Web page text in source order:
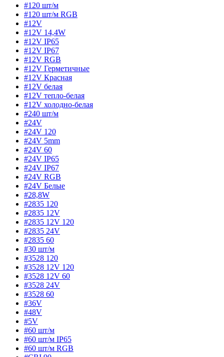
#120 шт/м
#120 шт/м RGB
#12V
#12V 14,4W
#12V IP65
#12V IP67
#12V RGB
#12V Герметичные
#12V Красная
#12V белая
#12V тепло-белая
#12V холодно-белая
#240 шт/м
#24V
#24V 120
#24V 5mm
#24V 60
#24V IP65
#24V IP67
#24V RGB
#24V Белые
#28,8W
#2835 120
#2835 12V
#2835 12V 120
#2835 24V
#2835 60
#30 шт/м
#3528 120
#3528 12V 120
#3528 12V 60
#3528 24V
#3528 60
#36V
#48V
#5V
#60 шт/м
#60 шт/м IP65
#60 шт/м RGB